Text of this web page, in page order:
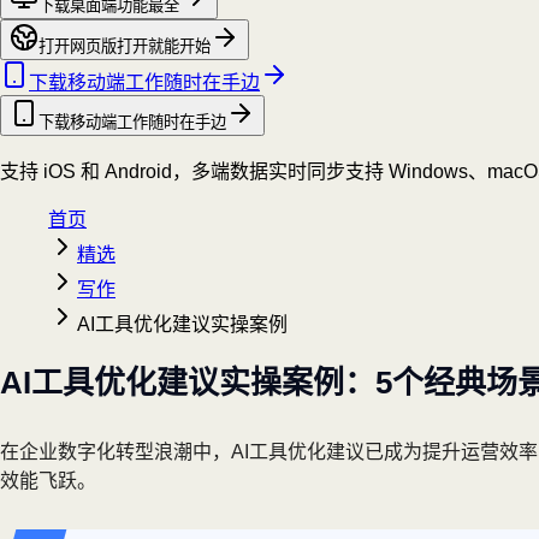
下载桌面端功能最全
打开网页版打开就能开始
下载移动端工作随时在手边
下载移动端工作随时在手边
支持 iOS 和 Android，多端数据实时同步支持 Windows、
首页
精选
写作
AI工具优化建议实操案例
AI工具优化建议实操案例：5个经典场
在企业数字化转型浪潮中，AI工具优化建议已成为提升运营效
效能飞跃。